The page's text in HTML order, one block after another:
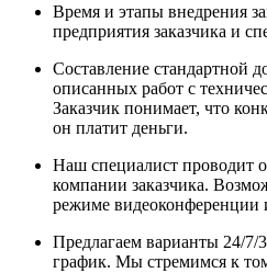
Время и этапы внедрения
предприятия заказчика и
Составление стандартной
описанных работ с
Заказчик понимает, что
он платит деньги.
Наш специалист проводит
компании заказчика.
режиме видеоконференции
Предлагаем варианты 24/
график. Мы стремимся к